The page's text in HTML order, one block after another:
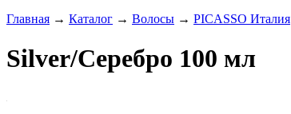
Главная → Каталог → Волосы → PICASSO Италия
Silver/Серебро 100 мл